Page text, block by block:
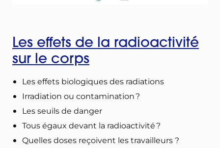
Les effets de la radioactivité
sur le corps
Les effets biologiques des radiations
Irradiation ou contamination ?
Les seuils de danger
Tous égaux devant la radioactivité ?
Quelles doses reçoivent les travailleurs ?